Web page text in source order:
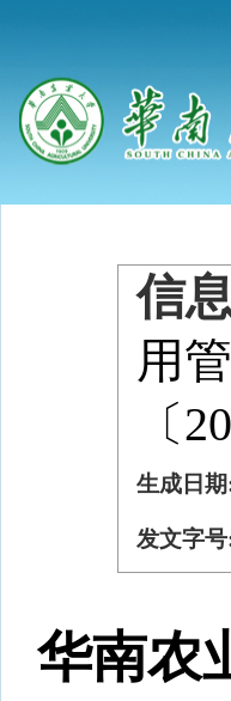
信
用
〔
生成日
发文字
华南农